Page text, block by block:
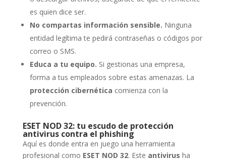
es quien dice ser.
No compartas información sensible. Ninguna
entidad legítima te pedirá contraseñas o códigos por
correo o SMS.
Educa a tu equipo. Si gestionas una empresa,
forma a tus empleados sobre estas amenazas. La
protección cibernética comienza con la
prevención.
ESET NOD 32: tu escudo de protección
antivirus contra el phishing
Aquí es donde entra en juego una herramienta
profesional como ESET NOD 32. Este antivirus ha